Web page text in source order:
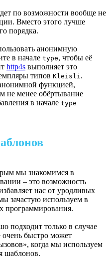
по возможности вообще не
Вместо этого лучше
порядка.
анонимную
в начале type, чтобы её
http4s выполняет это
типов Kleisli.
функцией,
не менее обёртывание
в начале type
мы знакомимся в
– это возможность
нас от уродливых
зачастую используем в
программирования.
подходит только в случае
очень быстро может
когда мы используем
шаблонов.